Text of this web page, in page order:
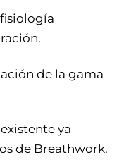
de la gama
ya
de Breathwork.